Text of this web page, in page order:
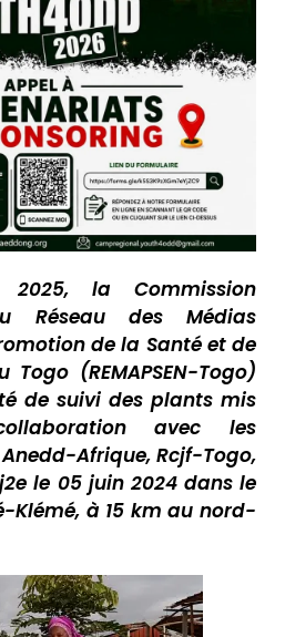
la Commission
Réseau des Médias
de la Santé et de
Togo (REMAPSEN-Togo)
de suivi des plants mis
avec les
Afrique, Rcjf-Togo,
le 05 juin 2024 dans le
Klémé, à 15 km au nord-